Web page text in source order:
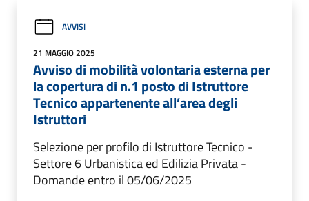
AVVISI
21 MAGGIO 2025
Avviso di mobilità volontaria esterna per
la copertura di n.1 posto di Istruttore
Tecnico appartenente all’area degli
Istruttori
Selezione per profilo di Istruttore Tecnico -
Settore 6 Urbanistica ed Edilizia Privata -
Domande entro il 05/06/2025